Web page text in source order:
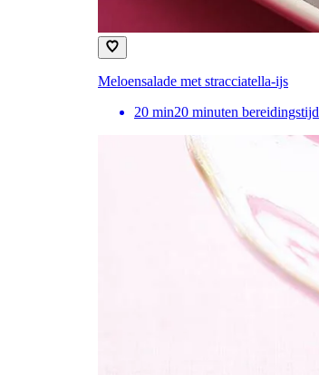
Meloensalade met stracciatella-ijs
20 min20 minuten bereidingstijd